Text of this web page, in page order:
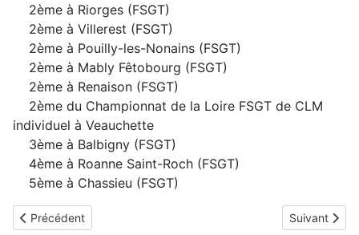
2ème à Riorges (FSGT)
2ème à Villerest (FSGT)
2ème à Pouilly-les-Nonains (FSGT)
2ème à Mably Fêtobourg (FSGT)
2ème à Renaison (FSGT)
2ème du Championnat de la Loire FSGT de CLM
individuel à Veauchette
3ème à Balbigny (FSGT)
4ème à Roanne Saint-Roch (FSGT)
5ème à Chassieu (FSGT)
Article précédent : GROSSELIN Johan
Précédent Article
Suivant